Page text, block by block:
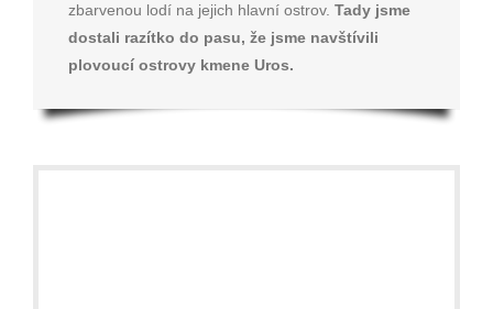
zbarvenou lodí na jejich hlavní ostrov. Tady jsme
dostali razítko do pasu, že jsme navštívili
plovoucí ostrovy kmene Uros.